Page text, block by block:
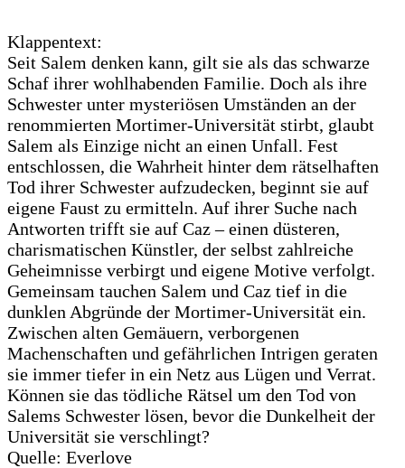
Klappentext:
Seit Salem denken kann, gilt sie als das schwarze
Schaf ihrer wohlhabenden Familie. Doch als ihre
Schwester unter mysteriösen Umständen an der
renommierten Mortimer-Universität stirbt, glaubt
Salem als Einzige nicht an einen Unfall. Fest
entschlossen, die Wahrheit hinter dem rätselhaften
Tod ihrer Schwester aufzudecken, beginnt sie auf
eigene Faust zu ermitteln. Auf ihrer Suche nach
Antworten trifft sie auf Caz – einen düsteren,
charismatischen Künstler, der selbst zahlreiche
Geheimnisse verbirgt und eigene Motive verfolgt.
Gemeinsam tauchen Salem und Caz tief in die
dunklen Abgründe der Mortimer-Universität ein.
Zwischen alten Gemäuern, verborgenen
Machenschaften und gefährlichen Intrigen geraten
sie immer tiefer in ein Netz aus Lügen und Verrat.
Können sie das tödliche Rätsel um den Tod von
Salems Schwester lösen, bevor die Dunkelheit der
Universität sie verschlingt?
Quelle: Everlove